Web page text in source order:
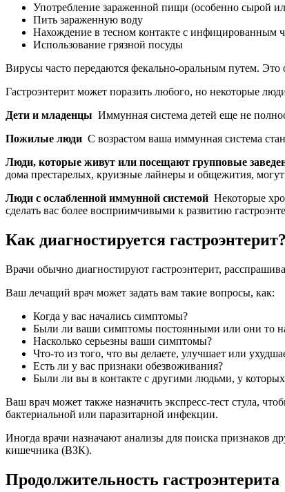
Употребление зараженной пищи (особенно сырой
Пить зараженную воду
Нахождение в тесном контакте с инфицированным
Использование грязной посуды
Вирусы часто передаются фекально-оральным путем. Это
Гастроэнтерит может поразить любого, но некоторые
Дети и младенцы Иммунная система детей еще не
Пожилые люди С возрастом ваша иммунная система
Люди, которые живут или посещают групповые
дома престарелых, круизные лайнеры и общежития,
Люди с ослабленной иммунной системой Некоторые
сделать вас более восприимчивыми к развитию
Как диагностируется гастроэнтерит?
Врачи обычно диагностируют гастроэнтерит,
Ваш лечащий врач может задать вам такие вопросы, как:
Когда у вас начались симптомы?
Были ли ваши симптомы постоянными или они то
Насколько серьезны ваши симптомы?
Что-то из того, что вы делаете, улучшает или
Есть ли у вас признаки обезвоживания?
Были ли вы в контакте с другими людьми, у
Ваш врач может также назначить экспресс-тест стула,
бактериальной или паразитарной инфекции.
Иногда врачи назначают анализы для поиска признаков
кишечника (ВЗК).
Продолжительность гастроэнтерита